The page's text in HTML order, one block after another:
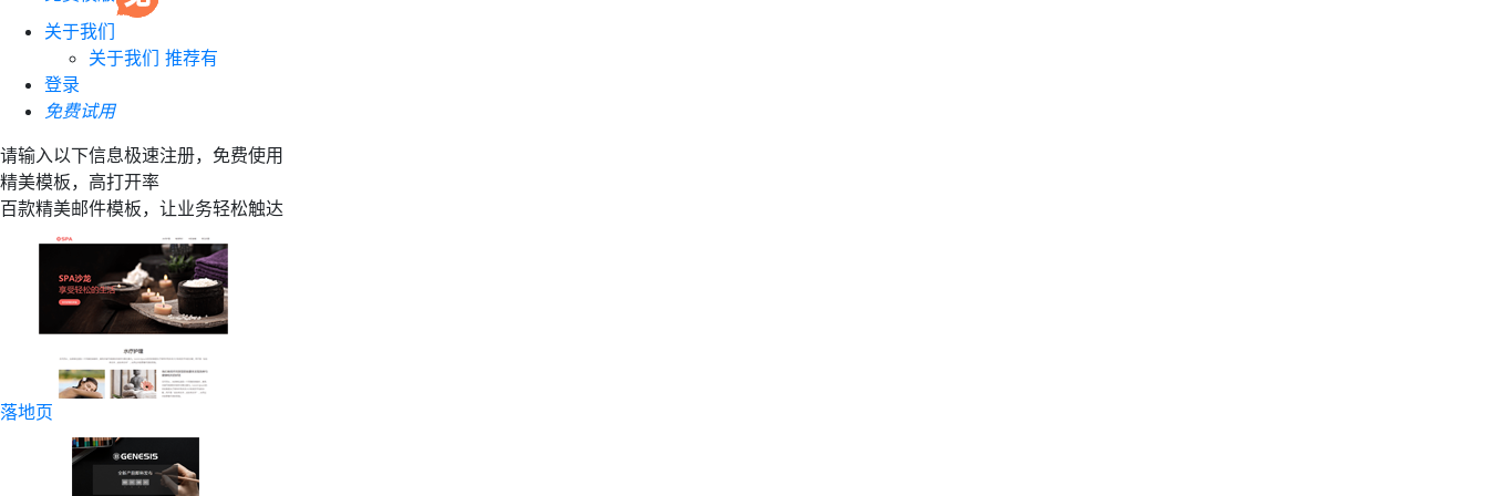
关于我们
关于我们 推荐有
登录
免费试用
请输入以下信息极速注册，免费使用
精美模板，高打开率
百款精美邮件模板，让业务轻松触达
落地页